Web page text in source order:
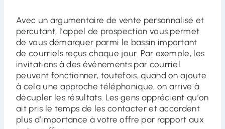
Avec un argumentaire de vente personnalisé et
percutant, l’appel de prospection vous permet
de vous démarquer parmi le bassin important
de courriels reçus chaque jour. Par exemple, les
invitations à des événements par courriel
peuvent fonctionner, toutefois, quand on ajoute
à cela une approche téléphonique, on arrive à
décupler les résultats. Les gens apprécient qu’on
ait pris le temps de les contacter et accordent
plus d’importance à votre offre par rapport aux